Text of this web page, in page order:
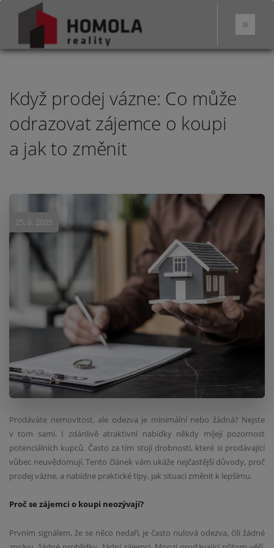
Když prodej vázne: Co může
odrazovat zájemce o koupi
a jak to změnit
25. 6. 2025
Prodáváte nemovitost, ale odezva je minimální nebo žádná? Nejste
v tom sami. I zdánlivě atraktivní nabídky někdy míjejí pozornost
potenciálních kupců. Často za tím stojí drobnosti, které si prodávající
vůbec neuvědomují. Tento článek vám ukáže nejčastější důvody, proč
prodej vázne, a nabídne praktické tipy, jak situaci změnit k lepšímu.
Proč se zájemci o koupi neozývají?
Prvním signálem, že se něco nedaří, je často nulová odezva, čili žádné